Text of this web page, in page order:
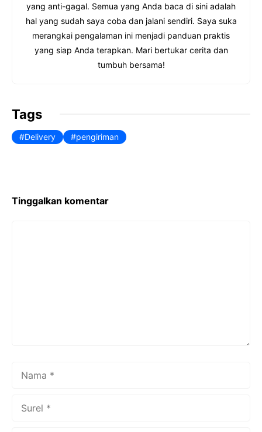
yang anti-gagal. Semua yang Anda baca di sini adalah
hal yang sudah saya coba dan jalani sendiri. Saya suka
merangkai pengalaman ini menjadi panduan praktis
yang siap Anda terapkan. Mari bertukar cerita dan
tumbuh bersama!
Tags
Delivery pengiriman
Tinggalkan komentar